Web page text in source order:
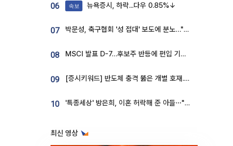
06 속보 뉴욕증시, 하락...다우 0.85%↓
07 박문성, 축구협회 '성 접대' 보도에 분노…"다 말아먹으려고 작정했나"
08 MSCI 발표 D-7…후보주 반등에 편입 기대 재점화
09 [증시키워드] 반도체 충격 뚫은 개별 호재...포스코퓨처엠·에코프로·한화솔루션 '눈길'
10 '특종세상' 방은희, 이혼 허락해 준 아들⋯"너무 잘 커줬다" 오열
최신 영상